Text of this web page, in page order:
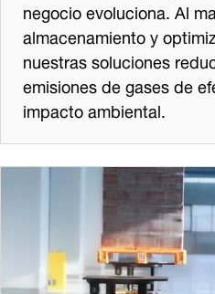
negocio evoluciona. Al
almacenamiento y
nuestras soluciones
emisiones de gases de
impacto ambiental.